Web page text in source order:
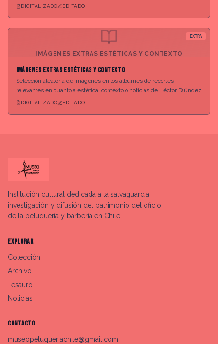
DIGITALIZADO EDITADO
IMÁGENES EXTRAS ESTÉTICAS Y CONTEXTO
EXTRA
Imágenes extras estéticas y contexto
Selección aleatoria de imágenes en los álbumes de recortes
relevantes en cuanto a estética, contexto o noticias de Héctor Faúndez
DIGITALIZADO EDITADO
Institución cultural dedicada a la salvaguardia,
investigación y difusión del patrimonio del oficio
de la peluquería y barbería en Chile.
EXPLORAR
Colección
Archivo
Tesauro
Noticias
CONTACTO
museopeluqueriachile@gmail.com